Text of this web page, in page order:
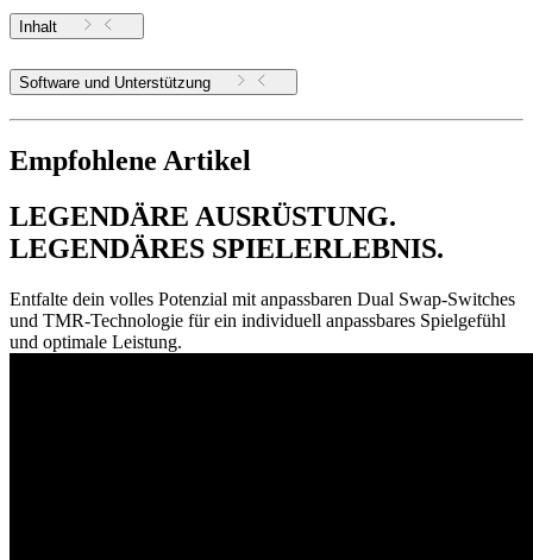
Inhalt
Software und Unterstützung
Empfohlene Artikel
LEGENDÄRE AUSRÜSTUNG.
LEGENDÄRES SPIELERLEBNIS.
Entfalte dein volles Potenzial mit anpassbaren Dual Swap-Switches
und TMR-Technologie für ein individuell anpassbares Spielgefühl
und optimale Leistung.